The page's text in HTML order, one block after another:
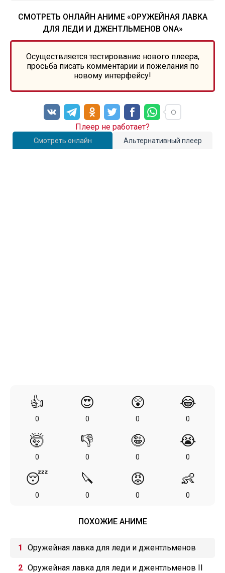
СМОТРЕТЬ ОНЛАЙН АНИМЕ «ОРУЖЕЙНАЯ ЛАВКА
ДЛЯ ЛЕДИ И ДЖЕНТЛЬМЕНОВ ONA»
Осуществляется тестирование нового плеера,
просьба писать комментарии и пожелания по
новому интерфейсу!
Смотреть онлайн Альтернативный плеер
Плеер не работает?
👍
0
😍
0
😲
0
😂
0
🤯
0
👎
0
🤪
0
😭
0
😴
0
🔪
0
😡
0
👶
0
ПОХОЖИЕ АНИМЕ
Оружейная лавка для леди и джентльменов
Оружейная лавка для леди и джентльменов II